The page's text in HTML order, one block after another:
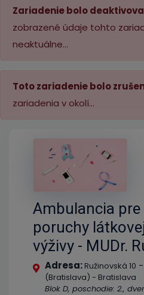
Zariadenie bolo
zobrazené údaje tohto
neaktuálne...
Toto zariadenie bolo
zariadenia v okolí...
Ambulancia pre
poruchy
výživy - MUDr.
Adresa: Ružinovská 10 -
(Bratislava) - Bratislava
Blok D, poschodie: 2.,